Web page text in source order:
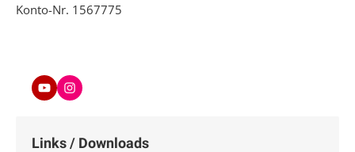
Konto-Nr. 1567775
YoutubeInstagram
Links / Downloads